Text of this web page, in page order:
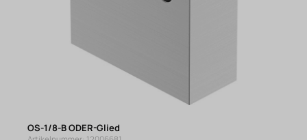
OS-1/8-B ODER-Glied